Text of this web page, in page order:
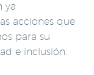
ya
acciones que
para su
e inclusión.